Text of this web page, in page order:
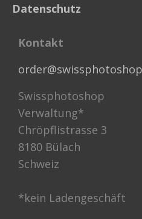
Datenschutz
Kontakt
Swissphotoshop
Verwaltung*
Chröpflistrasse 3
8180 Bülach
Schweiz
*kein Ladengeschäft